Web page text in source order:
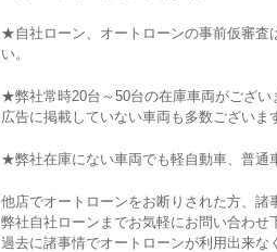
★自社ローン、オートローンの事前仮審査
い。
★弊社常時20台～50台の在庫車両がござい
広告に掲載していない車両も多数ござい
★弊社在庫にない車両でも軽自動車、普通
他店でオートローンをお断りされた方、
弊社自社ローンまでお気軽にお問い合わせ
過去に諸事情でオートローンが利用出来